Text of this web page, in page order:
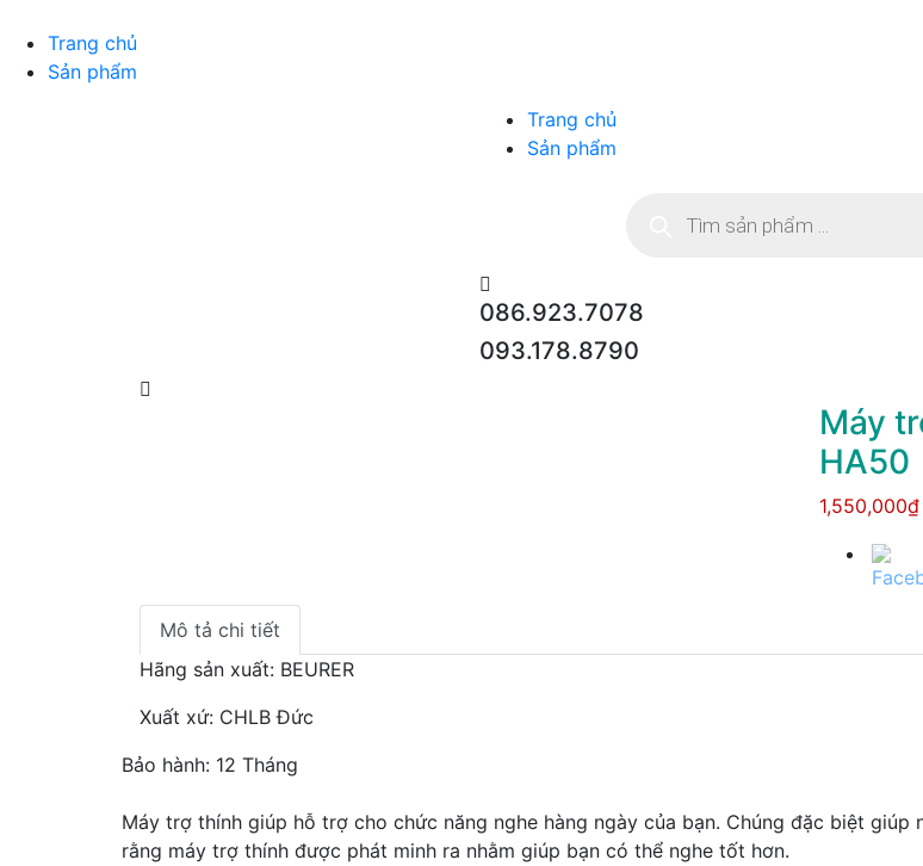
Trang chủ
Sản phẩm
Trang chủ
Sản phẩm
086.923.7078
093.178.8790
Máy
HA50
1,550,000₫
Mô tả chi tiết
Hãng sản xuất: BEURER
Xuất xứ: CHLB Đức
Bảo hành: 12 Tháng
Máy trợ thính giúp hỗ trợ cho chức năng nghe hàng ngày của bạn. Chúng đặc biệt
rằng máy trợ thính được phát minh ra nhằm giúp bạn có thể nghe tốt hơn.